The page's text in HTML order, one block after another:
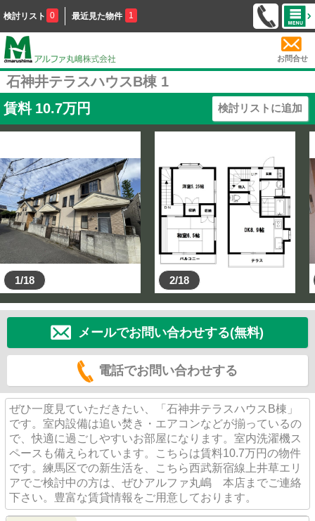
検討リスト 0 最近見た物件 1
お問合せ
石神井テラスハウスB棟 1
賃料 10.7万円 検討リストに追加
1/18 2/18
メールでお問い合わせする(無料)
電話でお問い合わせする
ぜひ一度見ていただきたい、「石神井テラスハウスB棟」
です。室内設備は追い焚き・エアコンなどが揃っているの
で、快適に過ごしやすいお部屋になります。室内洗濯機ス
ペースも備えられています。こちらは賃料10.7万円の物件
です。練馬区での新生活を、こちら西武新宿線上井草エリ
アでご検討中の方は、ぜひアルファ丸嶋 本店までご連絡
下さい。豊富な賃貸情報をご用意しております。